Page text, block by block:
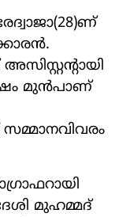
മുന്‍പാണ്
മുഹമ്മദ്